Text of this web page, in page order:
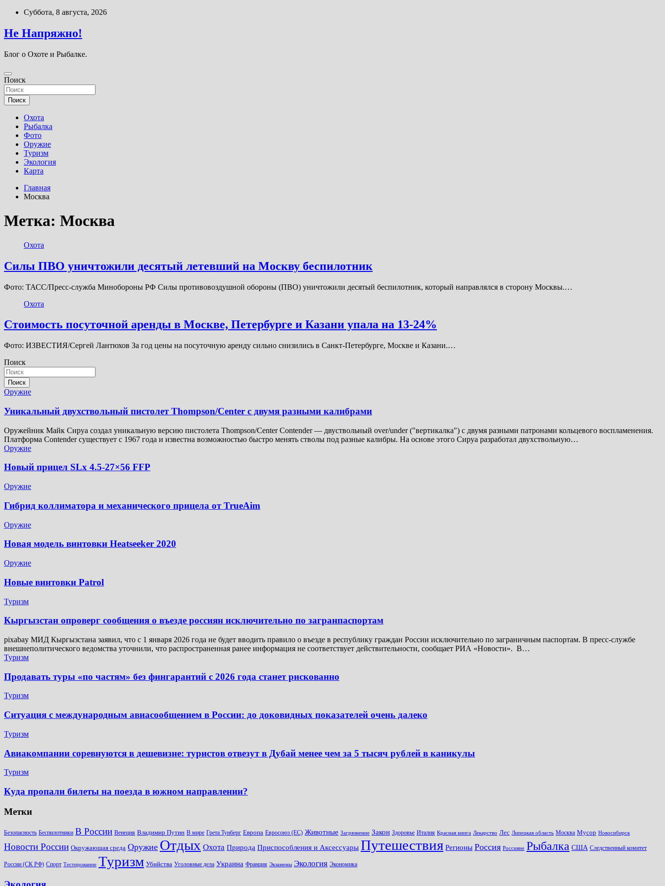
Перейти
содержимому
Суббота, 8 августа, 2026
Не Напряжно!
Блог о Охоте и Рыбалке.
Поиск
Поиск
Охота
Рыбалка
Фото
Оружие
Туризм
Экология
Карта
Главная
Москва
Метка: Москва
Охота
Силы ПВО уничтожили десятый летевший на Москву беспилотник
Фото: ТАСС/Пресс-служба Минобороны РФ Силы противовоздушной обороны (ПВО) уничтожили десятый беспилотник, который направлялся в сторону Москвы.…
Охота
Стоимость посуточной аренды в Москве, Петербурге и Казани упала на 13-24%
Фото: ИЗВЕСТИЯ/Сергей Лантюхов За год цены на посуточную аренду сильно снизились в Санкт-Петербурге, Москве и Казани.…
Поиск
Поиск
Оружие
Уникальный двухствольный пистолет Thompson/Center с двумя разными калибрами
Оружейник Майк Сируа создал уникальную версию пистолета Thompson/Center Contender — двуствольный over/under ("вертикалка") с двумя разными патронами кольцевого воспламенения.
Платформа Contender существует с 1967 года и известна возможностью быстро менять стволы под разные калибры. На основе этого Сируа разработал двухствольную…
Оружие
Новый прицел SLx 4.5-27×56 FFP
Оружие
Гибрид коллиматора и механического прицела от TrueAim
Оружие
Новая модель винтовки Heatseeker 2020
Оружие
Новые винтовки Patrol
Туризм
Кыргызстан опроверг сообщения о въезде россиян исключительно по загранпаспортам
pixabay МИД Кыргызстана заявил, что с 1 января 2026 года не будет вводить правило о въезде в республику граждан России исключительно по заграничным паспортам. В пресс-службе
внешнеполитического ведомства уточнили, что распространенная ранее информация не соответствует действительности, сообщает РИА «Новости». В…
Туризм
Продавать туры «по частям» без фингарантий с 2026 года станет рискованно
Туризм
Ситуация с международным авиасообщением в России: до доковидных показателей очень далеко
Туризм
Авиакомпании соревнуются в дешевизне: туристов отвезут в Дубай менее чем за 5 тысяч рублей в каникулы
Туризм
Куда пропали билеты на поезда в южном направлении?
Метки
Безопасность Беспилотники В России Венеция Владимир Путин В мире Грета Тунберг Европа Евросоюз (ЕС) Животные Загрязнение Закон Здоровье Италия Красная книга Лекарство Лес Липецкая область Москва Мусор Новосибирск
Новости России Окружающая среда Оружие Отдых Охота Природа Приспособления и Аксессуары Путешествия Регионы Россия Россияне Рыбалка США Следственный комитет
России (СК РФ) Спорт Тестирование Туризм Убийства Уголовные дела Украина Франция Экзамены Экология Экономика